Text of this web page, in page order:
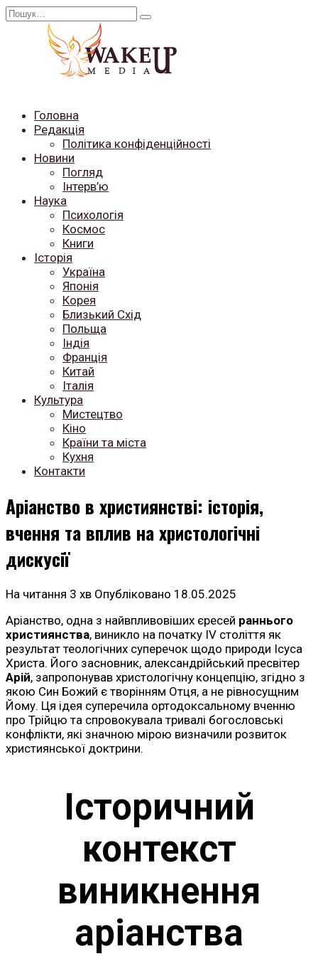
Перейти
Search
Головна
Редакція
Політика конфіденційності
Новини
Погляд
Інтерв’ю
Наука
Психологія
Космос
Книги
Історія
Україна
Японія
Корея
Близький Схід
Польща
Індія
Франція
Китай
Італія
Культура
Мистецтво
Кіно
Країни та міста
Кухня
Контакти
Аріанство в християнстві: історія,
вчення та вплив на христологічні
дискусії
На читання 3 хв Опубліковано 18.05.2025
Аріанство, одна з найвпливовіших єресей раннього
християнства, виникло на початку IV століття як
результат теологічних суперечок щодо природи Ісуса
Христа. Його засновник, александрійський пресвітер
Арій, запропонував христологічну концепцію, згідно з
якою Син Божий є творінням Отця, а не рівносущним
Йому. Ця ідея суперечила ортодоксальному вченню
про Трійцю та спровокувала тривалі богословські
конфлікти, які значною мірою визначили розвиток
християнської доктрини.
Історичний
контекст
виникнення
аріанства